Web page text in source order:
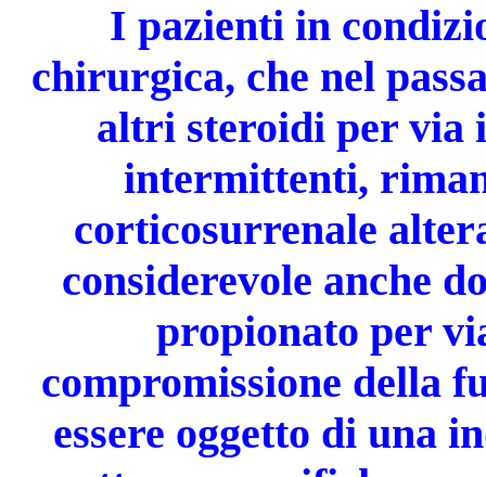
I pazienti in
chirurgica, che nel
altri steroidi per via
intermittenti,
corticosurrenale
considerevole anche
propionato per
compromissione della
essere oggetto di una